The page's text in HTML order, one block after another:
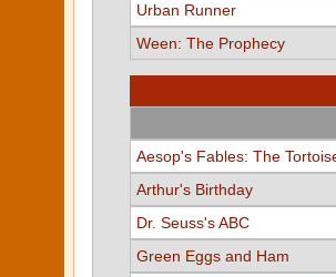
Urban Runner
Ween: The Prophecy
Aesop's Fables: The
Arthur's Birthday
Dr. Seuss's ABC
Green Eggs and Ham